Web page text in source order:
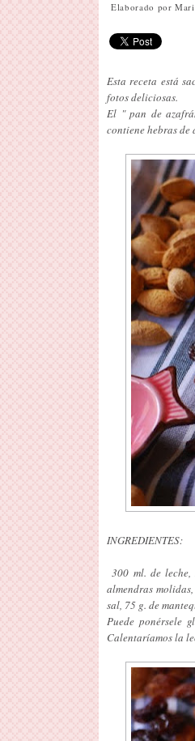
Elaborado por
Esta receta está
fotos deliciosas.
El " pan de
contiene hebras de
INGREDIENTES:
300 ml. de
almendras
sal, 75 g. de
Puede ponérsele
Calentaríamos la